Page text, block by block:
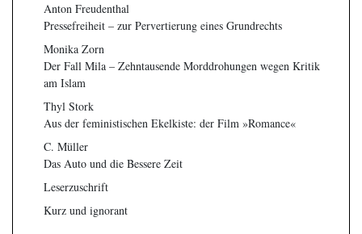
Anton Freudenthal
Pressefreiheit – zur Pervertierung eines Grundrechts
Monika Zorn
Der Fall Mila – Zehntausende Morddrohungen wegen Kritik
am Islam
Thyl Stork
Aus der feministischen Ekelkiste: der Film »Romance«
C. Müller
Das Auto und die Bessere Zeit
Leserzuschrift
Kurz und ignorant